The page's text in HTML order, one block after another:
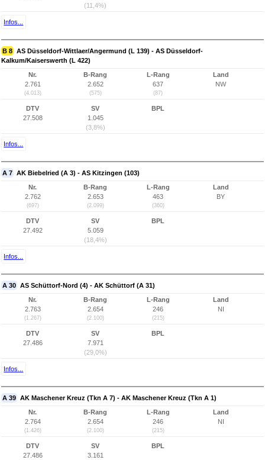
(11,4%)
Infos...
B 8 AS Düsseldorf-Wittlaer/Angermund (L 139) - AS Düsseldorf-
Kalkum/Kaiserswerth (L 422)
Nr.
2.761
(4.013)
B-Rang
2.652
(575)
L-Rang
637
(87)
Land
NW
DTV
27.508
SV
1.045
(3,8%)
BPL
Infos...
A 7 AK Biebelried (A 3) - AS Kitzingen (103)
Nr.
2.762
(697)
B-Rang
2.653
(2.099)
L-Rang
463
(360)
Land
BY
DTV
27.492
SV
5.059
(18,4%)
BPL
Infos...
A 30 AS Schüttorf-Nord (4) - AK Schüttorf (A 31)
Nr.
2.763
(1.267)
B-Rang
2.654
(2.100)
L-Rang
246
(215)
Land
NI
DTV
27.486
SV
7.971
(29,0%)
BPL
Infos...
A 39 AK Maschener Kreuz (Tkn A 7) - AK Maschener Kreuz (Tkn A 1)
Nr.
2.764
(1.426)
B-Rang
2.654
(2.100)
L-Rang
246
(215)
Land
NI
DTV
27.486
SV
3.161
BPL